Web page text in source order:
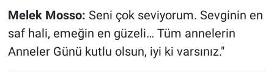
Melek Mosso: Seni çok seviyorum. Sevginin en
saf hali, emeğin en güzeli… Tüm annelerin
Anneler Günü kutlu olsun, iyi ki varsınız."